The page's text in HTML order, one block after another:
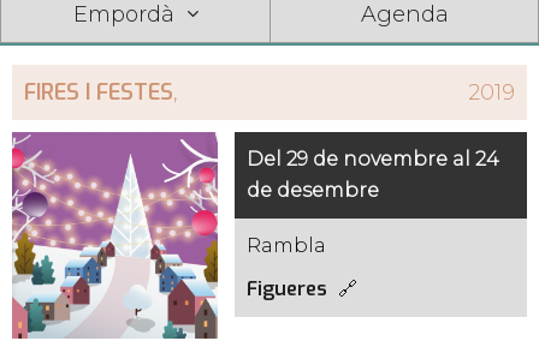
Empordà Agenda
FIRES I FESTES, 2019
Del 29 de novembre al 24
de desembre
Rambla
Figueres